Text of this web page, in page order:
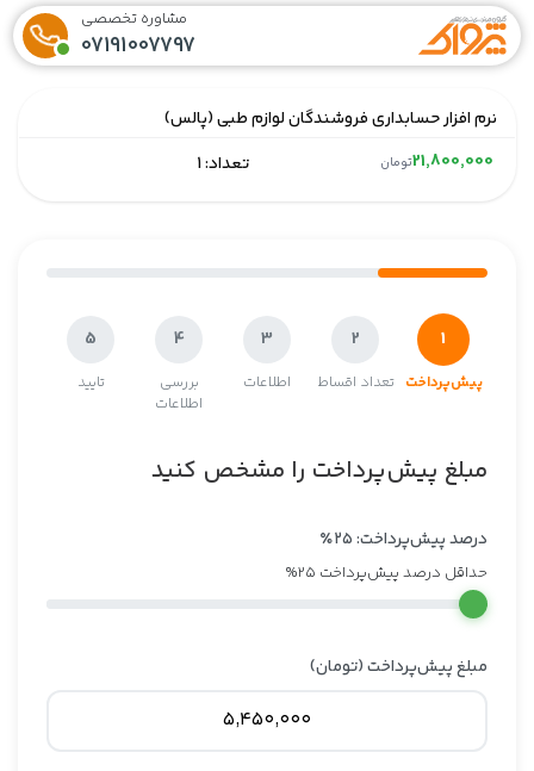
مشاوره تخصصی
07191007797
نرم افزار حسابداری فروشندگان لوازم طبی (پالس)
تومان تعداد: 1
1
پیش‌پرداخت
2
تعداد اقساط
3
اطلاعات
4
بررسی
اطلاعات
5
تایید
مبلغ پیش‌پرداخت را مشخص کنید
درصد پیش‌پرداخت:۲۵٪
حداقل درصد پیش‌پرداخت 25%
مبلغ پیش‌پرداخت (تومان)